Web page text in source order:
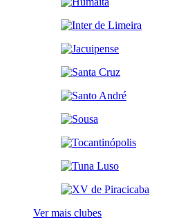
Ver mais clubes